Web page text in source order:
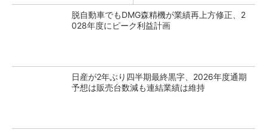
脱自動車でもDMG森精機が業績再上方修正、2
028年度にピーク利益計画
日産が2年ぶり四半期最終黒字、2026年度通期
予想は販売台数減も連結業績は維持